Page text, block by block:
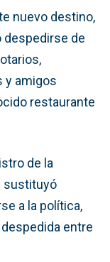
nuevo destino,
despedirse de
y amigos
restaurante
de la
sustituyó
a la política,
entre